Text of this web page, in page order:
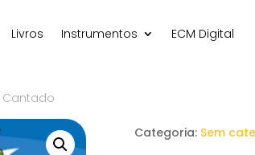
Livros Instrumentos ECM Digital
Cantado
Categoria: Sem